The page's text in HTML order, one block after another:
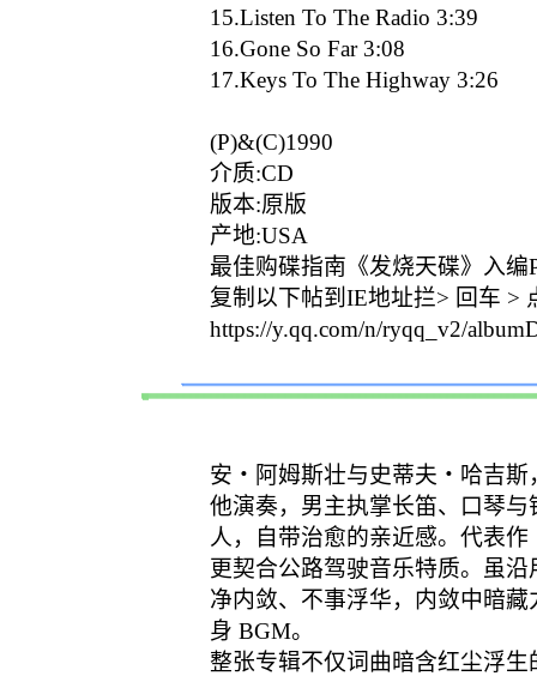
15.Listen To The Radio 3:39
16.Gone So Far 3:08
17.Keys To The Highway 3:26
(P)&(C)1990
介质:CD
版本:原版
产地:USA
最佳购碟指南《发烧天碟》入编
复制以下帖到IE地址拦> 回车 >
https://y.qq.com/n/ryqq_v2/
安・阿姆斯壮与史蒂夫・哈吉
他演奏，男主执掌长笛、口琴
人，自带治愈的亲近感。代表
更契合公路驾驶音乐特质。虽
净内敛、不事浮华，内敛中暗
身 BGM。
整张专辑不仅词曲暗含红尘浮